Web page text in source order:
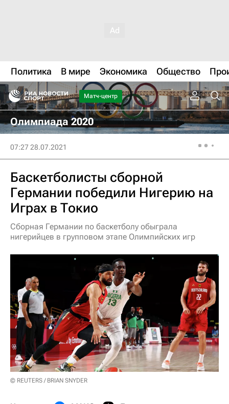
Политика В мире Экономика Общество
Матч-центр
Олимпиада 2020
07:27 28.07.2021
Баскетболисты сборной
Германии победили Нигерию на
Играх в Токио
Сборная Германии по баскетболу обыграла
нигерийцев в групповом этапе Олимпийских игр
© REUTERS / BRIAN SNYDER